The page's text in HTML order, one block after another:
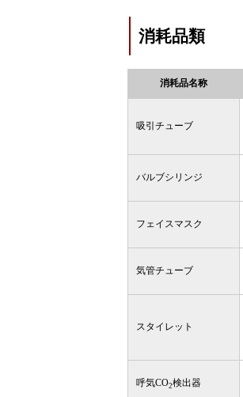
消耗品類
消耗品名称
吸引チューブ
バルブシリンジ
フェイスマスク
気管チューブ
スタイレット
呼気CO2検出器